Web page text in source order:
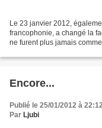
Le 23 janvier 2012,
francophonie, a changé la
ne furent plus jamais
Encore...
Publié le 25/01/2012 à 22:12
Par Ljubi